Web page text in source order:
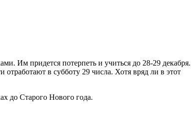
Им придется потерпеть и учиться до 28-29 декабря.
в субботу 29 числа. Хотя вряд ли в этот
до Старого Нового года.